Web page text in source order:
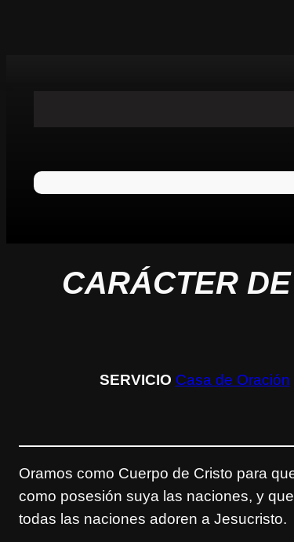
CARÁCTER
SERVICIO Casa de Oración
Oramos como Cuerpo de Cristo para
como posesión suya las naciones, y
todas las naciones adoren a Jesucristo.